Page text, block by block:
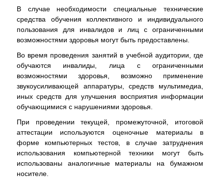
В случае необходимости специальные технические
средства обучения коллективного и индивидуального
пользования для инвалидов и лиц с ограниченными
возможностями здоровья могут быть предоставлены.
Во время проведения занятий в учебной аудитории, где
обучаются инвалиды, лица с ограниченными
возможностями здоровья, возможно применение
звукоусиливающей аппаратуры, средств мультимедиа,
иных средств для улучшения восприятия информации
обучающимися с нарушениями здоровья.
При проведении текущей, промежуточной, итоговой
аттестации используются оценочные материалы в
форме компьютерных тестов, в случае затруднения
использования компьютерной техники могут быть
использованы аналогичные материалы на бумажном
носителе.